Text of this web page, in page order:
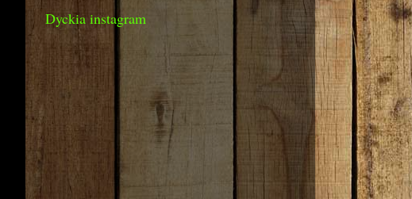
Dyckia instagram